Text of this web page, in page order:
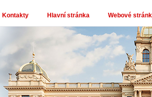
Kontakty Hlavní stránka Webové